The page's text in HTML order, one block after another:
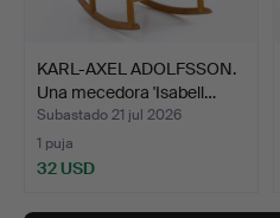
KARL-AXEL ADOLFSSON.
Una mecedora 'Isabell…
Subastado 21 jul 2026
1 puja
32 USD